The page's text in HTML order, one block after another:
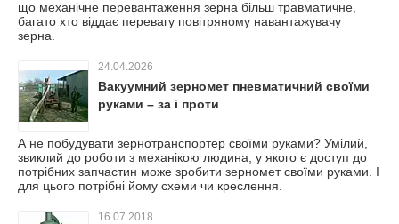
що механічне перевантаження зерна більш травматичне,
багато хто віддає перевагу повітряному навантажувачу
зерна.
24.04.2026
Вакуумний зерномет пневматичний своїми
руками – за і проти
А не побудувати зернотранспортер своїми руками? Умілий,
звиклий до роботи з механікою людина, у якого є доступ до
потрібних запчастин може зробити зерномет своїми руками. І
для цього потрібні йому схеми чи креслення.
16.07.2018